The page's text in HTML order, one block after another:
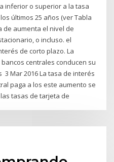
inferior o superior a la tasa
últimos 25 años (ver Tabla
de aumenta el nivel de
o incluso. el
de corto plazo. La
centrales conducen su
Mar 2016 La tasa de interés
paga a los este aumento se
tasas de tarjeta de